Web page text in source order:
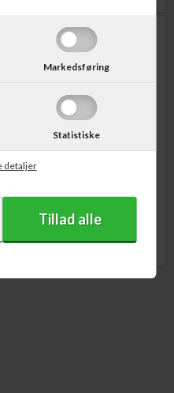
Markedsføring
Statistiske
detaljer
HP No. 953XL Blækpatron
Magenta 1.600 sider
355,00